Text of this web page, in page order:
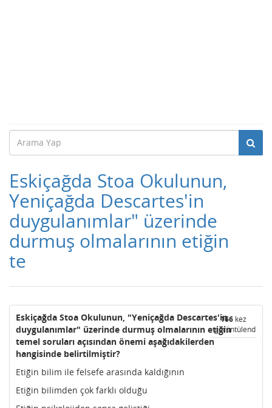
Eskiçağda Stoa Okulunun,
Yeniçağda Descartes'in
duygulanımlar" üzerinde
durmuş olmalarının etiğin
te
166 kez
görüntülendi
Eskiçağda Stoa Okulunun, "Yeniçağda Descartes'in
duygulanımlar" üzerinde durmuş olmalarının etiğin
temel soruları açısından önemi aşağıdakilerden
hangisinde belirtilmiştir?
Etiğin bilim ile felsefe arasında kaldığının
Etiğin bilimden çok farklı olduğu